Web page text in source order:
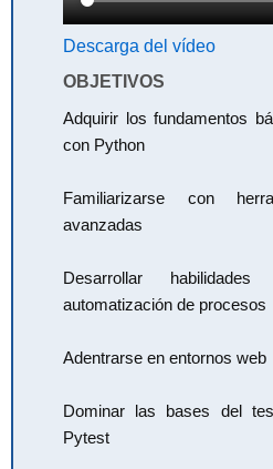
Descarga del vídeo
OBJETIVOS
Adquirir los fundamentos
con Python
Familiarizarse con
avanzadas
Desarrollar
automatización de procesos
Adentrarse en entornos web
Dominar las bases del
Pytest